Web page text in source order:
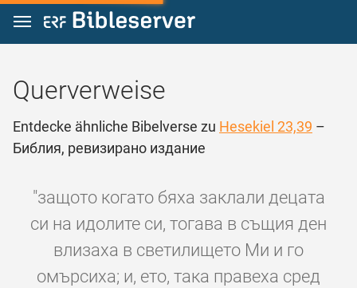
Zum Inhalt springen
Querverweise
Entdecke ähnliche Bibelverse zu Hesekiel 23,39 –
Библия, ревизирано издание
"защото когато бяха заклали децата
си на идолите си, тогава в същия ден
влизаха в светилището Ми и го
омърсиха; и, ето, така правеха сред